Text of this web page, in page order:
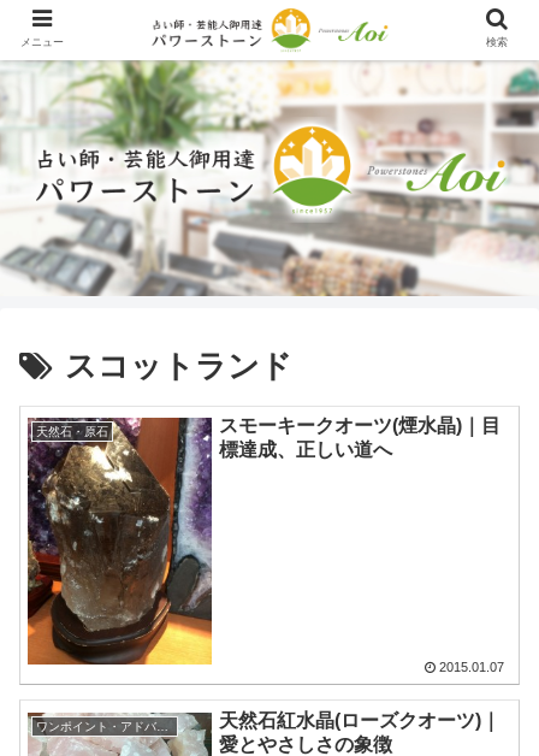
スコットランド
天然石・原石
スモーキークオーツ(煙水晶)｜目
標達成、正しい道へ
2015.01.07
ワンポイント・アドバイス
天然石紅水晶(ローズクオーツ)｜
愛とやさしさの象徴
メニュー 検索